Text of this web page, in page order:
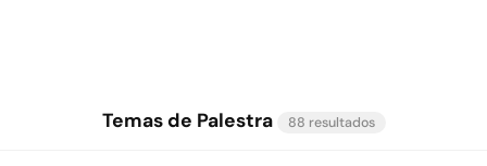
Temas de Palestra 88 resultados